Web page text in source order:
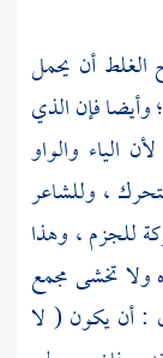
أن يحمل
فإن الذي
الياء والواو
، وللشاعر
للجزم ، وهذا
ولا تخشى مجمع
: أن يكون ( لا